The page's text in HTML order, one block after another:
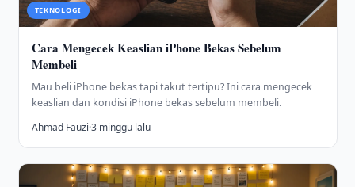
TEKNOLOGI
Cara Mengecek Keaslian iPhone Bekas Sebelum
Membeli
Mau beli iPhone bekas tapi takut tertipu? Ini cara mengecek
keaslian dan kondisi iPhone bekas sebelum membeli.
Ahmad Fauzi·3 minggu lalu